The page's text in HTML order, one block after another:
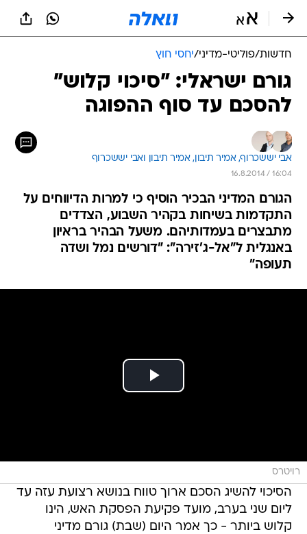
חדשות/פוליטי-מדיני/יחסי חוץ
גורם ישראלי: "סיכוי קלוש"
להסכם עד סוף ההפוגה
אבי יששכרוף, אמיר תיבון, אמיר תיבון ואבי יששכרוף
16.8.2014 / 16:04
הגורם המדיני הבכיר הוסיף כי למרות הדיווחים על
התקדמות בשיחות בקהיר השבוע, הצדדים
מתבצרים בעמדותיהם. משעל הבהיר בראיון
באנגלית ל"אל-ג'זירה": "דורשים נמל ושדה
תעופה"
רויטרס
הסיכוי להשיג הסכם ארוך טווח בנושא רצועת עזה עד
ליום שני בערב, מועד פקיעת הפסקת האש, הינו
קלוש ביותר - כך אמר היום (שבת) גורם מדיני